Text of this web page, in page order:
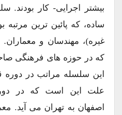
بیشتر اجرایی- کار بودند.
ساده، که پائین ترین مرتبه
غیره)، مهندسان و معماران.
که در حوزه های فرهنگی صاحب
این سلسله مراتب در دوره
علت این است که در دوره
اصفهان به تهران می آید.